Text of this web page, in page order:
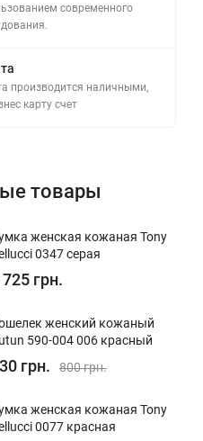
современного
производится наличными,
карту счет
товары
женская кожаная Tony
0347 серая
грн.
женский кожаный
590-004 006 красный
грн. 800 грн.
женская кожаная Tony
0077 красная